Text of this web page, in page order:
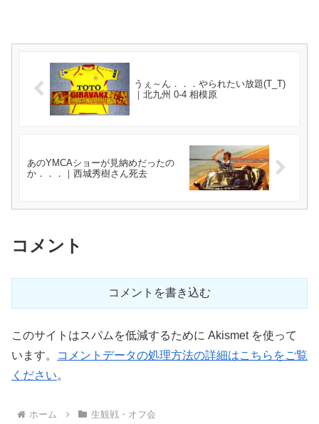
うぇ～ん．．．やられたい放題(T_T)
｜北九州 0-4 相模原
あのYMCAショーが見納めだったの
か．．．｜西城秀樹さん死去
コメント
コメントを書き込む
このサイトはスパムを低減するために Akismet を使って
います。
コメントデータの処理方法の詳細はこちらをご覧
ください。
ホーム 生観戦・オフ会